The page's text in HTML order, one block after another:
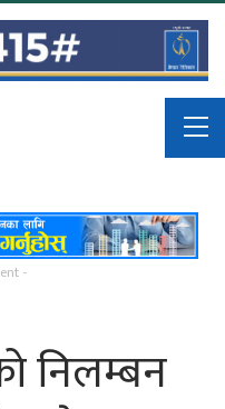
-
निलम्बन